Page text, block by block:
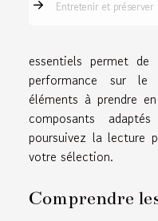
Entretenir et préserver
essentiels permet
performance sur
éléments à prendre
composants
poursuivez la lecture
votre sélection.
Comprendre